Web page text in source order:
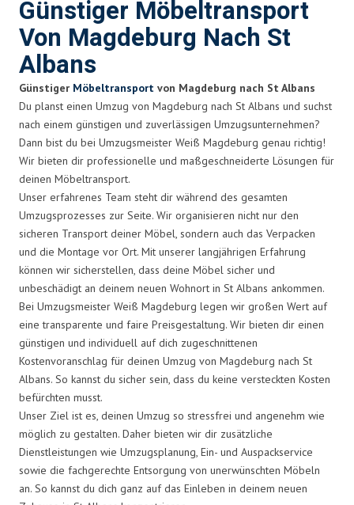
Günstiger Möbeltransport
Von Magdeburg Nach St
Albans
Günstiger Möbeltransport von Magdeburg nach St Albans
Du planst einen Umzug von Magdeburg nach St Albans und suchst
nach einem günstigen und zuverlässigen Umzugsunternehmen?
Dann bist du bei Umzugsmeister Weiß Magdeburg genau richtig!
Wir bieten dir professionelle und maßgeschneiderte Lösungen für
deinen Möbeltransport.
Unser erfahrenes Team steht dir während des gesamten
Umzugsprozesses zur Seite. Wir organisieren nicht nur den
sicheren Transport deiner Möbel, sondern auch das Verpacken
und die Montage vor Ort. Mit unserer langjährigen Erfahrung
können wir sicherstellen, dass deine Möbel sicher und
unbeschädigt an deinem neuen Wohnort in St Albans ankommen.
Bei Umzugsmeister Weiß Magdeburg legen wir großen Wert auf
eine transparente und faire Preisgestaltung. Wir bieten dir einen
günstigen und individuell auf dich zugeschnittenen
Kostenvoranschlag für deinen Umzug von Magdeburg nach St
Albans. So kannst du sicher sein, dass du keine versteckten Kosten
befürchten musst.
Unser Ziel ist es, deinen Umzug so stressfrei und angenehm wie
möglich zu gestalten. Daher bieten wir dir zusätzliche
Dienstleistungen wie Umzugsplanung, Ein- und Auspackservice
sowie die fachgerechte Entsorgung von unerwünschten Möbeln
an. So kannst du dich ganz auf das Einleben in deinem neuen